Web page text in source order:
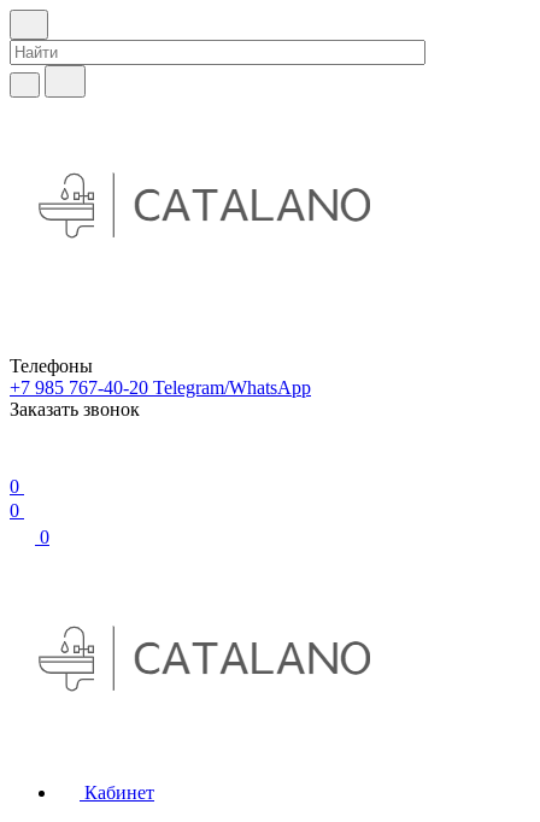
Телефоны
+7 985 767-40-20 Telegram/WhatsApp
Заказать звонок
0
0
0
Кабинет